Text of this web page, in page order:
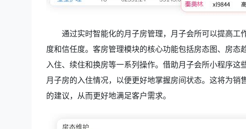
通过实时智能化的月子房管理，月子会所可以提高
度和信任度。客房管理模块的核心功能包括房态图、房
入住、续住和换房等一系列操作。借助月子会所小程序
月子房的入住情况，以便更好地掌握房间状态。这将为
的建议，从而更好地满足客户需求。